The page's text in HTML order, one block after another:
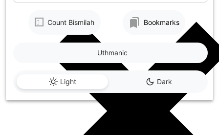
Count Bismilah Bookmarks
Light Dark
Uthmanic